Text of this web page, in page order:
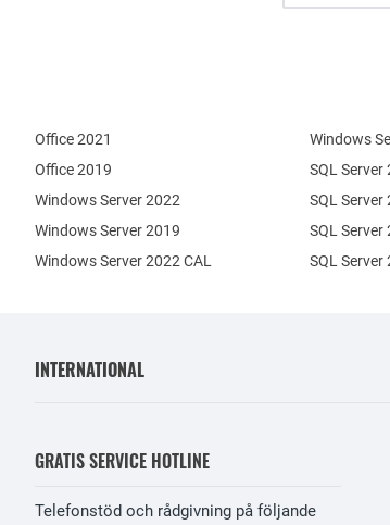
Office 2021
Office 2019
Windows Server 2022
Windows Server 2019
SQL Server
SQL Server
Windows Server 2022 CAL
Windows
SQL Server
SQL Server
INTERNATIONAL
GRATIS SERVICE HOTLINE
Telefonstöd och rådgivning på följande